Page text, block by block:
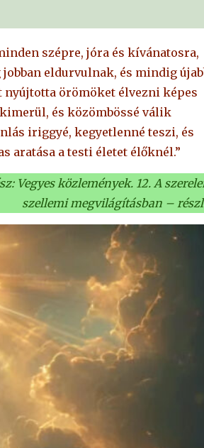
szépre, jóra és kívánatosra,
eldurvulnak, és mindig
nyújtotta örömöket élvezni képes
és közömbössé válik
iriggyé, kegyetlenné teszi, és
aratása a testi életet élőknél.”
Vegyes közlemények. 12. A
szellemi megvilágításban –